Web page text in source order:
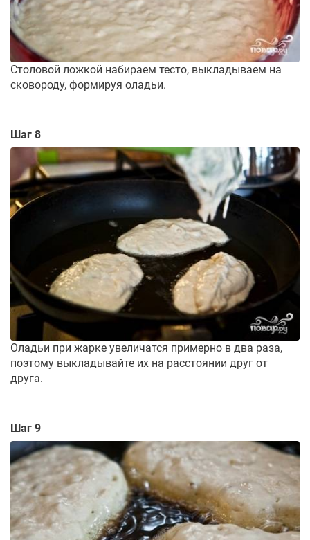
Столовой ложкой набираем тесто, выкладываем на
сковороду, формируя оладьи.
Шаг 8
Оладьи при жарке увеличатся примерно в два раза,
поэтому выкладывайте их на расстоянии друг от
друга.
Шаг 9